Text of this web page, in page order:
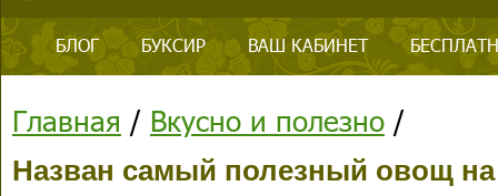
БЛОГ БУКСИР ВАШ КАБИНЕТ
Главная / Вкусно и полезно /
Назван самый полезный овощ